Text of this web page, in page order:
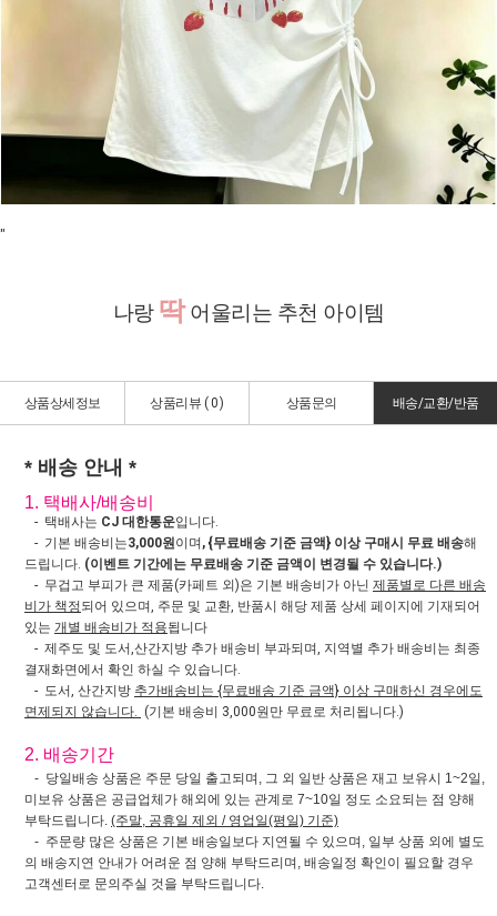
"
나랑 딱어울리는 추천 아이템
상품상세정보 상품리뷰 ( 0) 상품문의 배송/교환/반품
* 배송 안내 *
1. 택배사/배송비
- 택배사는 CJ 대한통운입니다.
- 기본 배송비는3,000원이며 , {무료배송 기준 금액} 이상 구매시 무료 배송해
드립니다. (이벤트 기간에는 무료배송 기준 금액이 변경될 수 있습니다.)
- 무겁고 부피가 큰 제품(카페트 외)은 기본 배송비가 아닌 제품별로 다른 배송
비가 책정되어 있으며, 주문 및 교환, 반품시 해당 제품 상세 페이지에 기재되어
있는 개별 배송비가 적용됩니다
- 제주도 및 도서,산간지방 추가 배송비 부과되며, 지역별 추가 배송비는 최종
결재화면에서 확인 하실 수 있습니다.
- 도서, 산간지방 추가배송비는 {무료배송 기준 금액} 이상 구매하신 경우에도
면제되지 않습니다. (기본 배송비 3,000원만 무료로 처리됩니다.)
2. 배송기간
- 당일배송 상품은 주문 당일 출고되며, 그 외 일반 상품은 재고 보유시 1~2일,
미보유 상품은 공급업체가 해외에 있는 관계로 7~10일 정도 소요되는 점 양해
부탁드립니다. (주말, 공휴일 제외 / 영업일(평일) 기준)
- 주문량 많은 상품은 기본 배송일보다 지연될 수 있으며, 일부 상품 외에 별도
의 배송지연 안내가 어려운 점 양해 부탁드리며, 배송일정 확인이 필요할 경우
고객센터로 문의주실 것을 부탁드립니다.